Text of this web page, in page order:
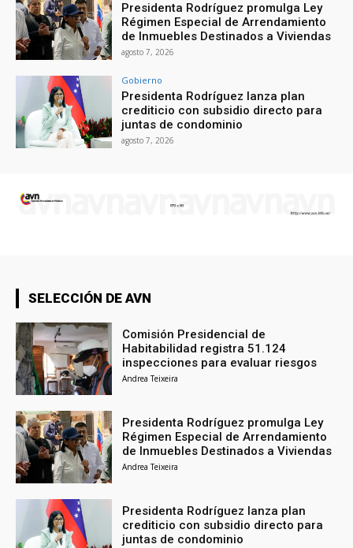
Presidenta Rodríguez promulga Ley
Régimen Especial de Arrendamiento
de Inmuebles Destinados a Viviendas
agosto 7, 2026
Gobierno
Presidenta Rodríguez lanza plan
crediticio con subsidio directo para
juntas de condominio
agosto 7, 2026
SELECCIÓN DE AVN
Comisión Presidencial de
Habitabilidad registra 51.124
inspecciones para evaluar riesgos
Andrea Teixeira
Presidenta Rodríguez promulga Ley
Régimen Especial de Arrendamiento
de Inmuebles Destinados a Viviendas
Andrea Teixeira
Presidenta Rodríguez lanza plan
crediticio con subsidio directo para
juntas de condominio